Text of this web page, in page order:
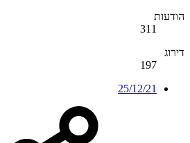
הודעות
311
דירוג
197
25/12/21